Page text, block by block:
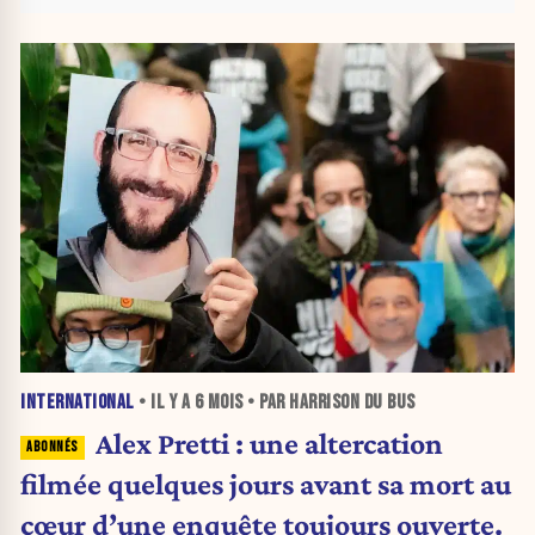
INTERNATIONAL • IL Y A 6 MOIS• PAR HARRISON DU BUS
Alex Pretti : une altercation
filmée quelques jours avant sa mort au
cœur d’une enquête toujours ouverte.